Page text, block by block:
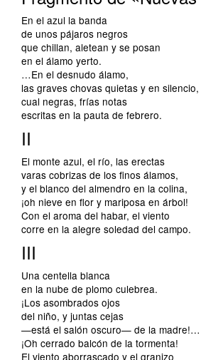
En el azul la banda
de unos pájaros negros
que chillan, aletean y se posan
en el álamo yerto.
…En el desnudo álamo,
las graves chovas quietas y en silencio,
cual negras, frías notas
escritas en la pauta de febrero.
II
El monte azul, el río, las erectas
varas cobrizas de los finos álamos,
y el blanco del almendro en la colina,
¡oh nieve en flor y mariposa en árbol!
Con el aroma del habar, el viento
corre en la alegre soledad del campo.
III
Una centella blanca
en la nube de plomo culebrea.
¡Los asombrados ojos
del niño, y juntas cejas
—está el salón oscuro— de la madre!…
¡Oh cerrado balcón de la tormenta!
El viento aborrascado y el granizo